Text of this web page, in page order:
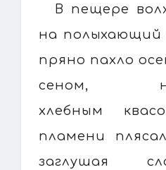
В пещере
на полыхающий
пряно пахло
сеном,
хлебным
пламени
заглушая